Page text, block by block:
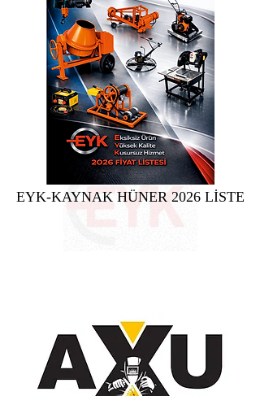
EYK-KAYNAK HÜNER 2026 LİSTE